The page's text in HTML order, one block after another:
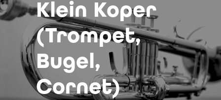
Klein Koper
(Trompet,
Bugel,
Cornet)